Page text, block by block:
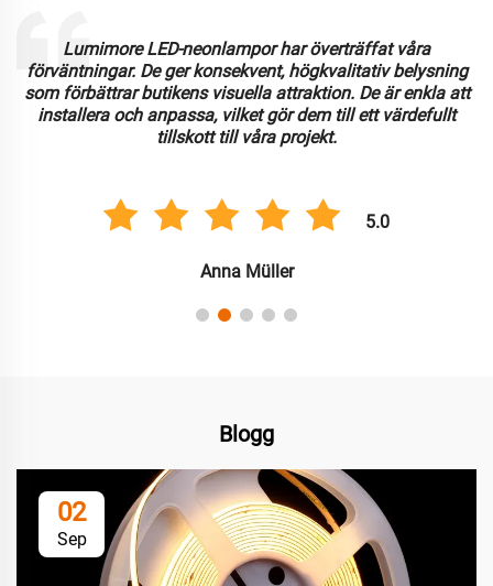
Lumimore LED-neonlampor har överträffat våra
förväntningar. De ger konsekvent, högkvalitativ belysning
som förbättrar butikens visuella attraktion. De är enkla att
installera och anpassa, vilket gör dem till ett värdefullt
tillskott till våra projekt.
5.0
Anna Müller
Blogg
02
Sep